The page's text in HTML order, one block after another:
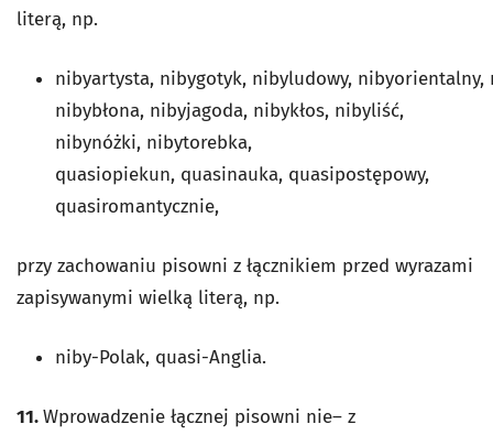
literą, np.
nibyartysta, nibygotyk, nibyludowy, nibyorientalny,
nibybłona, nibyjagoda, nibykłos, nibyliść,
nibynóżki, nibytorebka,
quasiopiekun, quasinauka, quasipostępowy,
quasiromantycznie,
przy zachowaniu pisowni z łącznikiem przed wyrazami
zapisywanymi wielką literą, np.
niby-Polak, quasi-Anglia.
11.Wprowadzenie łącznej pisowni nie– z